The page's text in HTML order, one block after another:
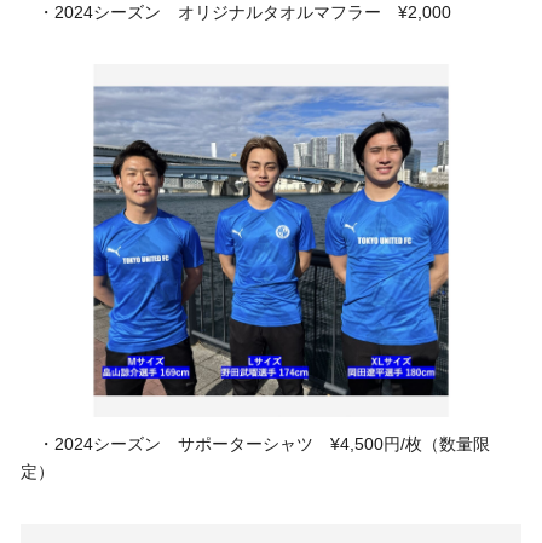
・2024シーズン オリジナルタオルマフラー ¥2,000
・2024シーズン サポーターシャツ ¥4,500円/枚（数量限
定）